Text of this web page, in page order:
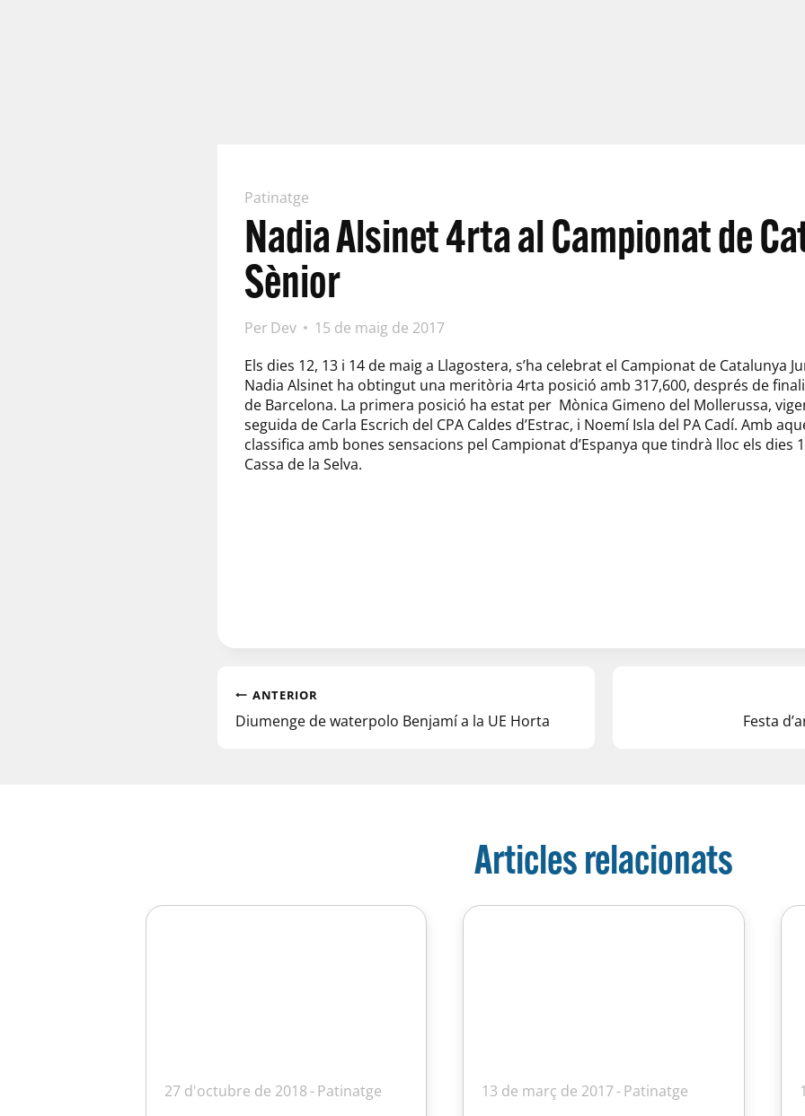
Patinatge
Nadia Alsinet 4rta al Campionat de
Sènior
Per Dev
15 de maig de 2017
Els dies 12, 13 i 14 de maig a Llagostera, s’ha celebrat el Campionat de Catalunya
Nadia Alsinet ha obtingut una meritòria 4rta posició amb 317,600, després de
de Barcelona. La primera posició ha estat per Mònica Gimeno del Mollerussa,
seguida de Carla Escrich del CPA Caldes d’Estrac, i Noemí Isla del PA Cadí. Amb
classifica amb bones sensacions pel Campionat d’Espanya que tindrà lloc els dies
Cassa de la Selva.
ANTERIOR
Diumenge de waterpolo Benjamí a la UE Horta Festa
Articles relacionats
27 d'octubre de 2018 Patinatge 13 de març de 2017 Patinatge